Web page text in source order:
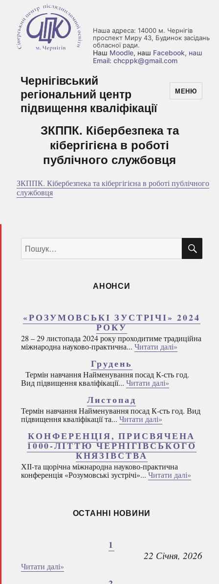
Наша адреса: 14000 м. Чернігів
проспект Миру 43, Будинок засідань
обласної ради.
Наш Moodle, наш Facebook, наш
Email: chcppk@gmail.com
Чернігівський
регіональний центр
підвищення кваліфікації
МЕНЮ
ЗКППК. Кібербезпека та
кібергігієна в роботі
публічного службовця
ЗКППК. Кібербезпека та кібергігієна в роботі публічного
службовця
за
запитом:
АНОНСИ
«РОЗУМОВСЬКІ ЗУСТРІЧІ» 2024
РОКУ
28 – 29 листопада 2024 року проходитиме традиційна
міжнародна науково-практична... Читати далі»
Грудень
Термін навчання Найменування посад К-сть год.
Вид підвищення кваліфікації... Читати далі»
Листопад
Термін навчання Найменування посад К-сть год. Вид
підвищення кваліфікації та... Читати далі»
КОНФЕРЕНЦІЯ, ПРИСВЯЧЕНА
1000-ЛІТТЮ ЧЕРНІГІВСЬКОГО
КНЯЗІВСТВА
ХІІ-та щорічна міжнародна науково-практична
конференція «Розумовські зустрічі»... Читати далі»
ОСТАННІ НОВИНИ
1
22 Січня, 2026
Читати далі»